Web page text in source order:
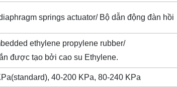
springs actuator/ Bộ dẫn động đàn hồi
ethylene propylene rubber/
được tạo bởi cao su Ethylene.
40-200 KPa, 80-240 KPa